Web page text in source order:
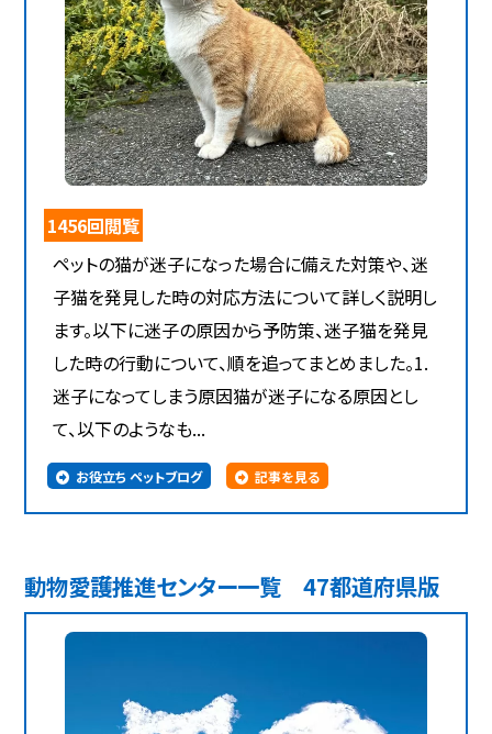
1456回閲覧
ペットの猫が迷子になった場合に備えた対策や、迷
子猫を発見した時の対応方法について詳しく説明し
ます。以下に迷子の原因から予防策、迷子猫を発見
した時の行動について、順を追ってまとめました。1.
迷子になってしまう原因猫が迷子になる原因とし
て、以下のようなも...
お役立ち ペットブログ 記事を見る
動物愛護推進センター一覧 47都道府県版